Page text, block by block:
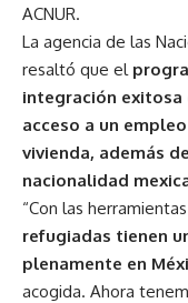
ACNUR.
La agencia de las
resaltó que el
integración
acceso a un
vivienda, además
nacionalidad
“Con las
refugiadas tienen
plenamente en
acogida. Ahora